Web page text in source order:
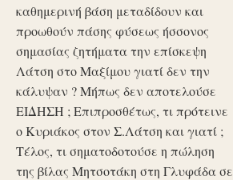
καθημερινή βάση μεταδίδουν και
προωθούν πάσης φύσεως ήσσονος
σημασίας ζητήματα την επίσκεψη
Λάτση στο Μαξίμου γιατί δεν την
κάλυψαν ? Μήπως δεν αποτελούσε
ΕΙΔΗΣΗ ; Επιπροσθέτως, τι πρότεινε
ο Κυριάκος στον Σ.Λάτση και γιατί ;
Τέλος, τι σηματοδοτούσε η πώληση
της βίλας Μητσοτάκη στη Γλυφάδα σε